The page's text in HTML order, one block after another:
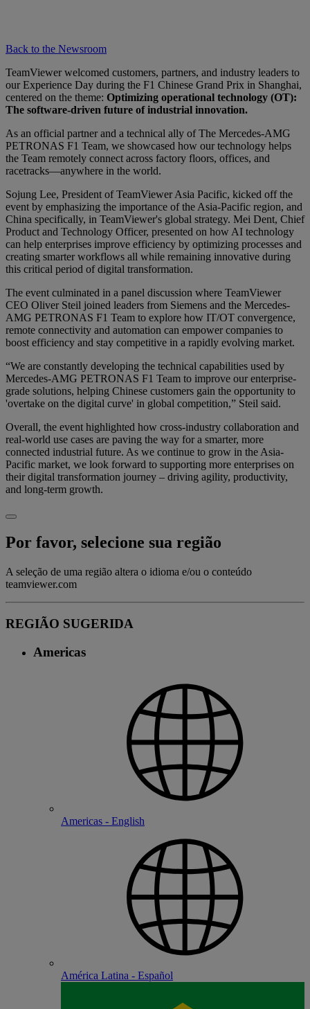
Back to the Newsroom
TeamViewer welcomed customers, partners, and industry leaders to
our Experience Day during the F1 Chinese Grand Prix in Shanghai,
centered on the theme: Optimizing operational technology (OT):
The software-driven future of industrial innovation.
As an official partner and a technical ally of The Mercedes-AMG
PETRONAS F1 Team, we showcased how our technology helps
the Team remotely connect across factory floors, offices, and
racetracks—anywhere in the world.
Sojung Lee, President of TeamViewer Asia Pacific, kicked off the
event by emphasizing the importance of the Asia-Pacific region, and
China specifically, in TeamViewer's global strategy. Mei Dent, Chief
Product and Technology Officer, presented on how AI technology
can help enterprises improve efficiency by optimizing processes and
creating smarter workflows all while remaining innovative during
this critical period of digital transformation.
The event culminated in a panel discussion where TeamViewer
CEO Oliver Steil joined leaders from Siemens and the Mercedes-
AMG PETRONAS F1 Team to explore how IT/OT convergence,
remote connectivity and automation can empower companies to
boost efficiency and stay competitive in a rapidly evolving market.
“We are constantly developing the technical capabilities used by
Mercedes-AMG PETRONAS F1 Team to improve our enterprise-
grade solutions, helping Chinese customers gain the opportunity to
'overtake on the digital curve' in global competition,” Steil said.
Overall, the event highlighted how cross-industry collaboration and
real-world use cases are paving the way for a smarter, more
connected industrial future. As we continue to grow in the Asia-
Pacific market, we look forward to supporting more enterprises on
their digital transformation journey – driving agility, productivity,
and long-term growth.
Por favor, selecione sua região
A seleção de uma região altera o idioma e/ou o conteúdo
teamviewer.com
REGIÃO SUGERIDA
Americas
Americas - English
América Latina - Español